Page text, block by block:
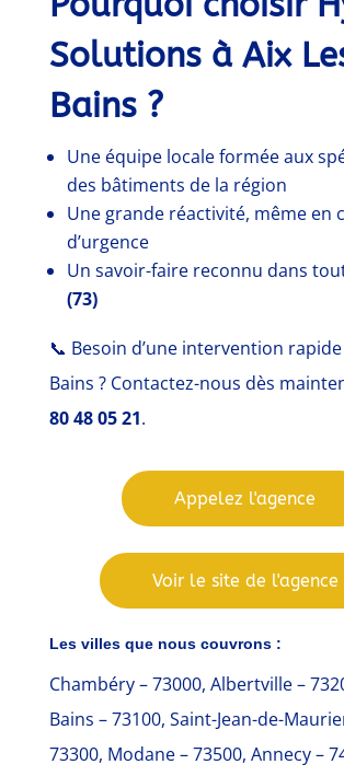
Solutions à Aix
Bains ?
Une équipe locale formée aux
des bâtiments de la région
Une grande réactivité, même en
d’urgence
Un savoir-faire reconnu dans
(73)
📞 Besoin d’une intervention rapide
Bains ? Contactez-nous dès
80 48 05 21.
Appelez l'agence
Voir le site de l'agence
Les villes que nous couvrons :
Chambéry – 73000, Albertville –
Bains – 73100, Saint-Jean-de-
73300, Modane – 73500, Annecy –